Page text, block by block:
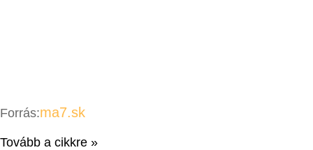
Forrás:ma7.sk
Tovább a cikkre »